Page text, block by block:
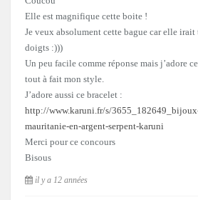
Elle est magnifique cette boite !
Je veux absolument cette bague car elle irait
doigts :)))
Un peu facile comme réponse mais j’adore
tout à fait mon style.
J’adore aussi ce bracelet :
http://www.karuni.fr/s/
mauritanie-en-argent-serpent-karuni
Merci pour ce concours
Bisous
il y a 12 années